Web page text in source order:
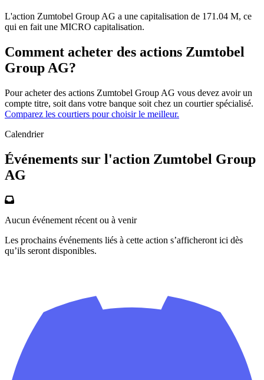
L'action Zumtobel Group AG a une capitalisation de 171.04 M, ce
qui en fait une MICRO capitalisation.
Comment acheter des actions Zumtobel
Group AG?
Pour acheter des actions Zumtobel Group AG vous devez avoir un
compte titre, soit dans votre banque soit chez un courtier spécialisé.
Comparez les courtiers pour choisir le meilleur.
Calendrier
Événements sur l'action Zumtobel Group
AG
Aucun événement récent ou à venir
Les prochains événements liés à cette action s’afficheront ici dès
qu’ils seront disponibles.